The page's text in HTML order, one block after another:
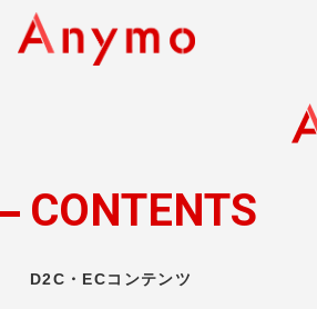
私たちについて
CONTENTS
D2C・ECコンテンツ